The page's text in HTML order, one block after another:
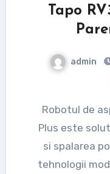
Tapo
admin
Robotul de aspirare TP-Link Tapo RV30
Plus este
si spalarea
tehnologii